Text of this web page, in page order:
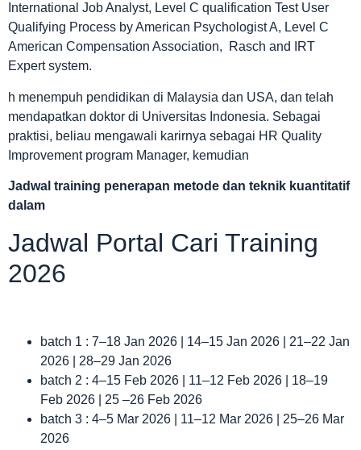
International Job Analyst, Level C qualification Test User
Qualifying Process by American Psychologist A, Level C
American Compensation Association, Rasch and IRT
Expert system.
h menempuh pendidikan di Malaysia dan USA, dan telah
mendapatkan doktor di Universitas Indonesia. Sebagai
praktisi, beliau mengawali karirnya sebagai HR Quality
Improvement program Manager, kemudian
Jadwal training penerapan metode dan teknik kuantitatif
dalam
Jadwal Portal Cari Training
2026
batch 1 : 7–18 Jan 2026 | 14–15 Jan 2026 | 21–22 Jan
2026 | 28–29 Jan 2026
batch 2 : 4–15 Feb 2026 | 11–12 Feb 2026 | 18–19
Feb 2026 | 25 –26 Feb 2026
batch 3 : 4–5 Mar 2026 | 11–12 Mar 2026 | 25–26 Mar
2026